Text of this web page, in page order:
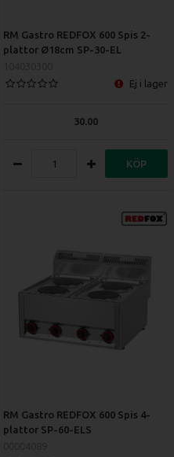
RM Gastro REDFOX 600 Spis 2-
plattor Ø18cm SP-30-EL
Ej i lager
30.00
KÖP
RM Gastro REDFOX 600 Spis 4-
plattor SP-60-ELS